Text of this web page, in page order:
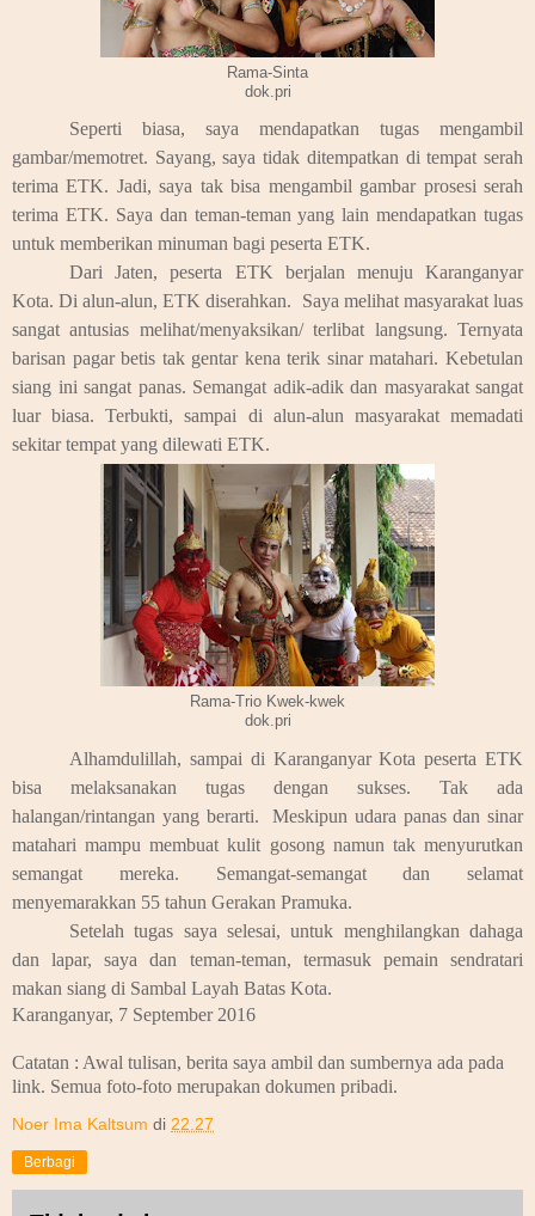
Rama-Sinta
dok.pri
Seperti biasa, saya mendapatkan tugas mengambil
gambar/memotret. Sayang, saya tidak ditempatkan di tempat serah
terima ETK. Jadi, saya tak bisa mengambil gambar prosesi serah
terima ETK. Saya dan teman-teman yang lain mendapatkan tugas
untuk memberikan minuman bagi peserta ETK.
Dari Jaten, peserta ETK berjalan menuju Karanganyar
Kota. Di alun-alun, ETK diserahkan. Saya melihat masyarakat luas
sangat antusias melihat/menyaksikan/ terlibat langsung. Ternyata
barisan pagar betis tak gentar kena terik sinar matahari. Kebetulan
siang ini sangat panas. Semangat adik-adik dan masyarakat sangat
luar biasa. Terbukti, sampai di alun-alun masyarakat memadati
sekitar tempat yang dilewati ETK.
Rama-Trio Kwek-kwek
dok.pri
Alhamdulillah, sampai di Karanganyar Kota peserta ETK
bisa melaksanakan tugas dengan sukses. Tak ada
halangan/rintangan yang berarti. Meskipun udara panas dan sinar
matahari mampu membuat kulit gosong namun tak menyurutkan
semangat mereka. Semangat-semangat dan selamat
menyemarakkan 55 tahun Gerakan Pramuka.
Setelah tugas saya selesai, untuk menghilangkan dahaga
dan lapar, saya dan teman-teman, termasuk pemain sendratari
makan siang di Sambal Layah Batas Kota.
Karanganyar, 7 September 2016
Catatan : Awal tulisan, berita saya ambil dan sumbernya ada pada
link. Semua foto-foto merupakan dokumen pribadi.
Noer Ima Kaltsum di 22.27
Berbagi